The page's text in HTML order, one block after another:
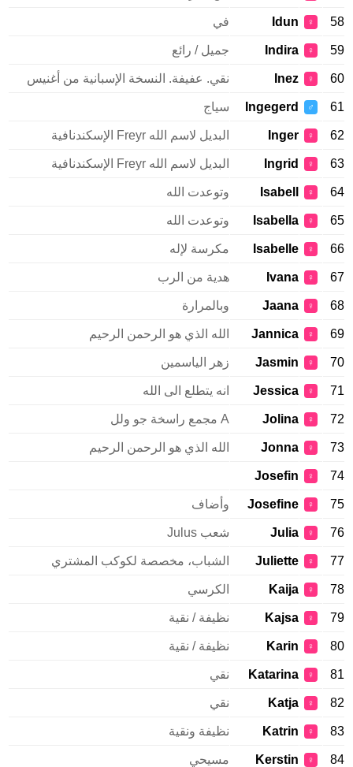
58
♀
Idun في
59
♀
Indira جميل / رائع
60
♀
Inez نقي. عفيفة. النسخة الإسبانية من أغنيس
61
♂
Ingegerd سياج
62
♀
Inger البديل لاسم الله Freyr الإسكندنافية
63
♀
Ingrid البديل لاسم الله Freyr الإسكندنافية
64
♀
Isabell وتوعدت الله
65
♀
Isabella وتوعدت الله
66
♀
Isabelle مكرسة لإله
67
♀
Ivana هدية من الرب
68
♀
Jaana وبالمرارة
69
♀
Jannica الله الذي هو الرحمن الرحيم
70
♀
Jasmin زهر الياسمين
71
♀
Jessica انه يتطلع الى الله
72
♀
Jolina A مجمع راسخة جو ولل
73
♀
Jonna الله الذي هو الرحمن الرحيم
74
♀
Josefin
75
♀
Josefine وأضاف
76
♀
Julia شعب Julus
77
♀
Juliette الشباب، مخصصة لكوكب المشتري
78
♀
Kaija الكرسي
79
♀
Kajsa نظيفة / نقية
80
♀
Karin نظيفة / نقية
81
♀
Katarina نقي
82
♀
Katja نقي
83
♀
Katrin نظيفة ونقية
84
♀
Kerstin مسيحي